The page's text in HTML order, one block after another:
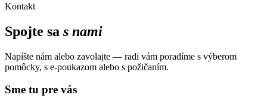
Kontakt
Spojte sa s nami
Napíšte nám alebo zavolajte — radi vám poradíme s výberom
pomôcky, s e-poukazom alebo s požičaním.
Sme tu pre vás